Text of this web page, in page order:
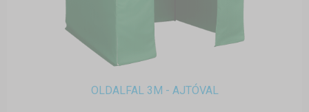
OLDALFAL 3M - AJTÓVAL